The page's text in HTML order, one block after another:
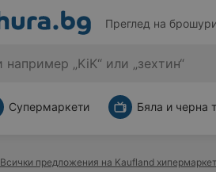
Преглед на
Супермаркети Бяла и черна
Всички предложения на Kaufland хипермаркет